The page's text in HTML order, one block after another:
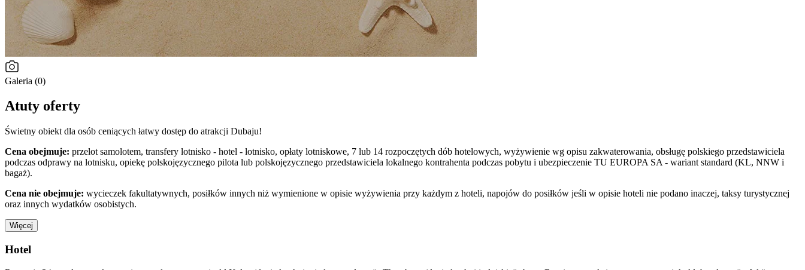
Galeria (0)
Atuty oferty
Świetny obiekt dla osób ceniących łatwy dostęp do atrakcji Dubaju!
Cena obejmuje: przelot samolotem, transfery lotnisko - hotel - lotnisko, opłaty lotniskowe, 7 lub 14 rozpoczętych dób hotelowych, wyżywienie wg opisu zakwaterowania, obsługę polskiego przedstawiciela
podczas odprawy na lotnisku, opiekę polskojęzycznego pilota lub polskojęzycznego przedstawiciela lokalnego kontrahenta podczas pobytu i ubezpieczenie TU EUROPA SA - wariant standard (KL, NNW i
bagaż).
Cena nie obejmuje: wycieczek fakultatywnych, posiłków innych niż wymienione w opisie wyżywienia przy każdym z hoteli, napojów do posiłków jeśli w opisie hoteli nie podano inaczej, taksy turystycznej
oraz innych wydatków osobistych.
Więcej
Hotel